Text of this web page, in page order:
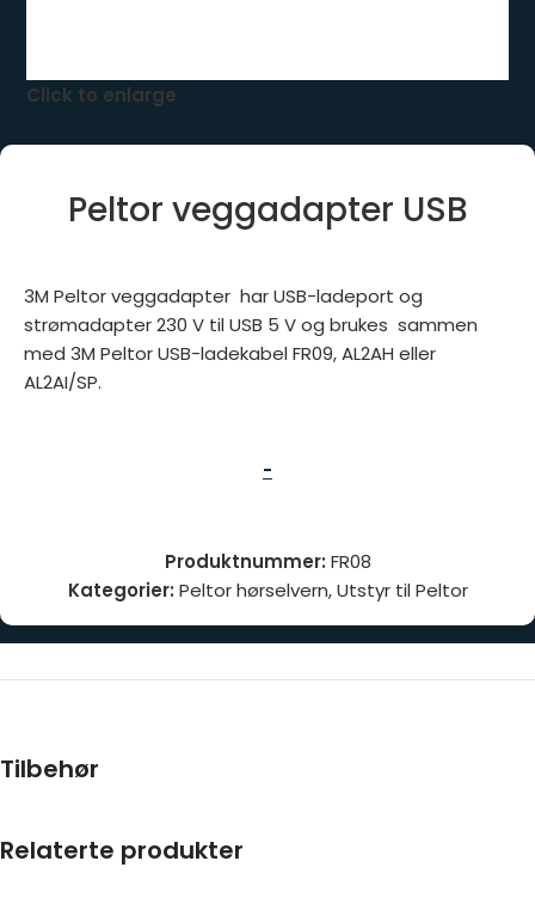
Click to enlarge
Peltor veggadapter USB
3M Peltor veggadapter har USB-ladeport og
strømadapter 230 V til USB 5 V og brukes sammen
med 3M Peltor USB-ladekabel FR09, AL2AH eller
AL2AI/SP.
-
Produktnummer: FR08
Kategorier: Peltor hørselvern, Utstyr til Peltor
Tilbehør
Relaterte produkter